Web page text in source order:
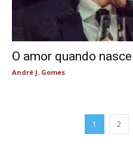
O amor quando
André J. Gomes
1 2